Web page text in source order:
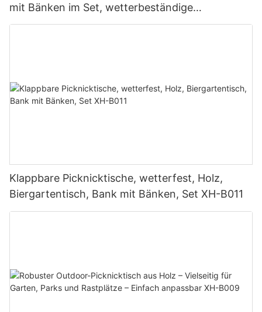
mit Bänken im Set, wetterbeständige
Biergartentischbank aus Holz, 3-teiliger
Klappbare Picknicktische, wetterfest, Holz,
Biergartentisch, Bank mit Bänken, Set XH-B011